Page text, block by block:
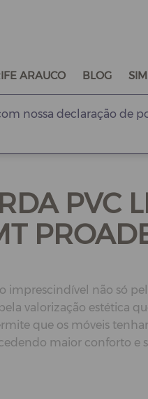
ARAUCO BLOG
nossa declaração de
PVC
imprescindível não só
valorização estética
que os móveis
maior conforto e